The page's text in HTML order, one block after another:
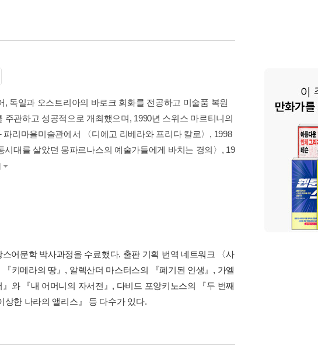
독일과 오스트리아의 바로크 회화를 전공하고 미술품 복원
관하고 성공적으로 개최했으며, 1990년 스위스 마르티니의
리마욜미술관에서 〈디에고 리베라와 프리다 칼로〉, 1998
대를 살았던 몽파르나스의 예술가들에게 바치는 경의〉, 19
어문학 박사과정을 수료했다. 출판 기획 번역 네트워크 〈사
키메라의 땅』, 알렉산더 마스터스의 『폐기된 인생』, 가엘
와 『내 어머니의 자서전』, 다비드 포앙키노스의 『두 번째
한 나라의 앨리스』 등 다수가 있다.